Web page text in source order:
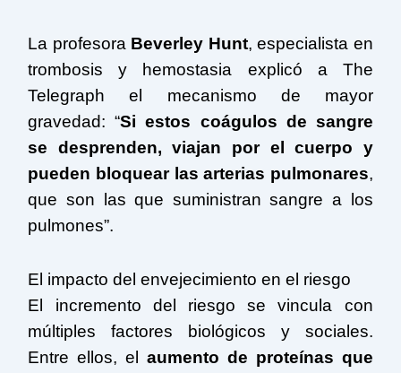
La profesora Beverley Hunt, especialista en
trombosis y hemostasia explicó a The
Telegraph el mecanismo de mayor
gravedad: “Si estos coágulos de sangre
se desprenden, viajan por el cuerpo y
pueden bloquear las arterias pulmonares,
que son las que suministran sangre a los
pulmones”.
El impacto del envejecimiento en el riesgo
El incremento del riesgo se vincula con
múltiples factores biológicos y sociales.
Entre ellos, el aumento de proteínas que